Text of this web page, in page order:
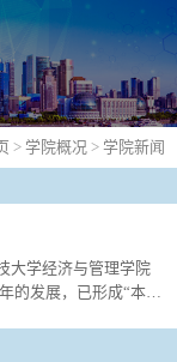
> 学院概况 > 学院新闻
大学经济与管理学院
的发展，已形成“本硕
、财务管理、物流